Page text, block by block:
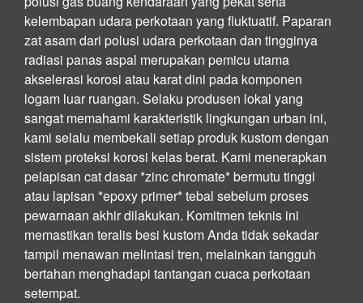
kelembapan udara perkotaan yang fluktuatif. Paparan
zat asam dari polusi udara perkotaan dan tingginya
radiasi panas aspal merupakan pemicu utama
akselerasi korosi atau karat dini pada komponen
logam luar ruangan. Selaku produsen lokal yang
sangat memahami karakteristik lingkungan urban ini,
kami selalu membekali setiap produk kustom dengan
sistem proteksi korosi kelas berat. Kami menerapkan
pelapisan cat dasar *zinc chromate* bermutu tinggi
atau lapisan *epoxy primer* tebal sebelum proses
pewarnaan akhir dilakukan. Komitmen teknis ini
memastikan teralis besi kustom Anda tidak sekadar
tampil menawan melintasi tren, melainkan tangguh
bertahan menghadapi tantangan cuaca perkotaan
setempat.